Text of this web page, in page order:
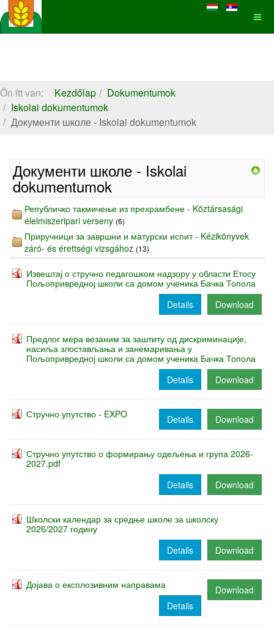
Ön itt van: Kezdőlap
Dokumentumok
Iskolai dokumentumok
Документи школе - Iskolai dokumentumok
Документи школе - Iskolai
dokumentumok
Републичко такмичење из прехрамбене - Köztársasági
élelmiszeripari verseny (6)
Приручници за завршни и матурски испит - Kézikönyvek
záró- és érettségi vizsgához (13)
Извештај о стручно педагошком надзору у области Етосу
Пољопривредној школи са домом ученика Бачка Топола
Download
Details
Предлог мера везаним за заштиту од дискриминације,
насиља злостављања и занемаривања у
Пољопривредној школи са домом ученика Бачка Топола
Download
Details
Стручно упутство - EXPO Download
Details
Стручно упутство о формирању одељења и група 2026-
2027.pdf
Download
Details
Школски календар за средње школе за школску
2026/2027 годину
Download
Details
Дојава о експлозивним направама
Download
Details